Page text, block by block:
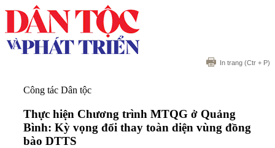
In trang (Ctr + P)
Công tác Dân tộc
Thực hiện Chương trình MTQG ở Quảng
Bình: Kỳ vọng đổi thay toàn diện vùng đồng
bào DTTS